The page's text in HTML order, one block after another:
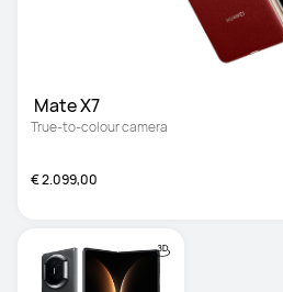
Mate X7
True-to-colour camera
€ 2.099,00